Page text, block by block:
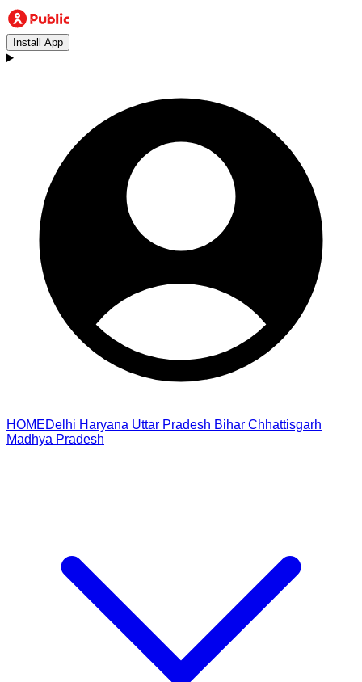
Install App
HOMEDelhi Haryana Uttar Pradesh Bihar Chhattisgarh
Madhya Pradesh